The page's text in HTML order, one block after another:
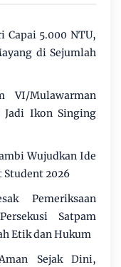
Capai 5.000 NTU,
di Sejumlah
VI/Mulawarman
Jadi Ikon Singing
Wujudkan Ide
Student 2026
Pemeriksaan
Satpam
Etik dan Hukum
Sejak Dini,